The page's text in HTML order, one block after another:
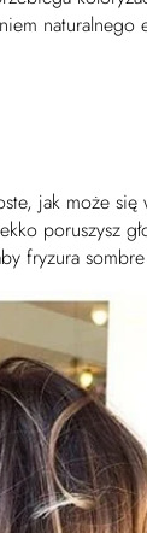
jak może
poruszysz
fryzura